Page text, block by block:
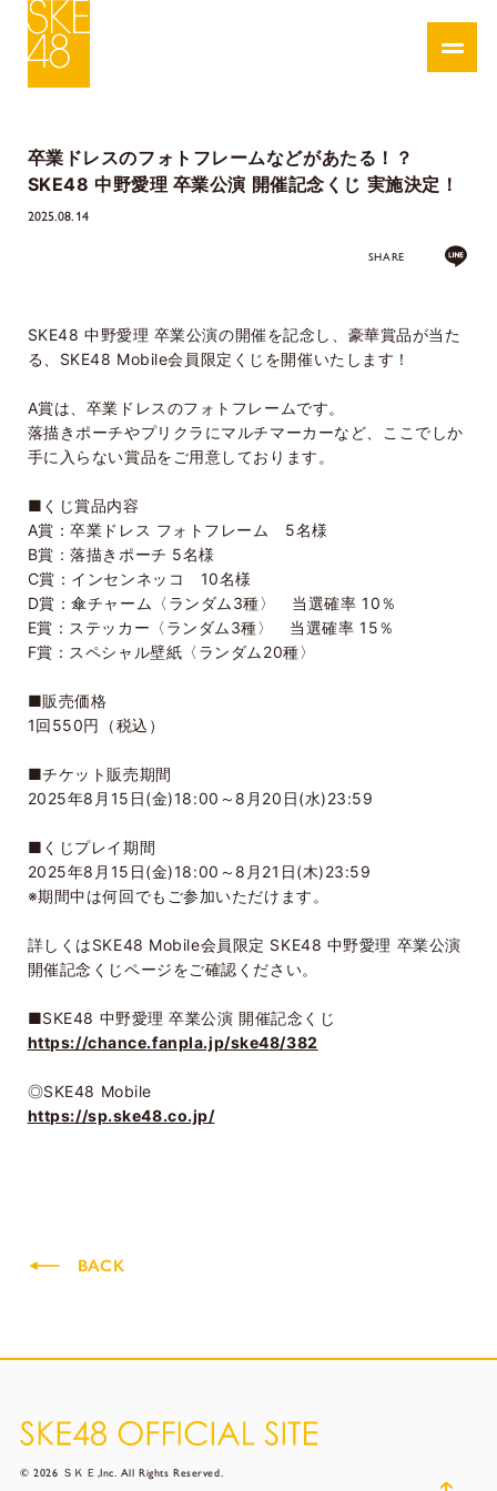
卒業ドレスのフォトフレームなどがあたる！？
SKE48 中野愛理 卒業公演 開催記念くじ 実施決定！
2025.08.14
SHARE
SKE48 中野愛理 卒業公演の開催を記念し、豪華賞品が当た
る、SKE48 Mobile会員限定くじを開催いたします！
A賞は、卒業ドレスのフォトフレームです。
落描きポーチやプリクラにマルチマーカーなど、ここでしか
手に入らない賞品をご用意しております。
■くじ賞品内容
A賞：卒業ドレス フォトフレーム 5名様
B賞：落描きポーチ 5名様
C賞：インセンネッコ 10名様
D賞：傘チャーム〈ランダム3種〉 当選確率 10％
E賞：ステッカー〈ランダム3種〉 当選確率 15％
F賞：スペシャル壁紙〈ランダム20種〉
■販売価格
1回550円（税込）
■チケット販売期間
2025年8月15日(金)18:00～8月20日(水)23:59
■くじプレイ期間
2025年8月15日(金)18:00～8月21日(木)23:59
※期間中は何回でもご参加いただけます。
詳しくはSKE48 Mobile会員限定 SKE48 中野愛理 卒業公演
開催記念くじページをご確認ください。
■SKE48 中野愛理 卒業公演 開催記念くじ
https://chance.fanpla.jp/ske48/382
◎SKE48 Mobile
https://sp.ske48.co.jp/
BACK
© 2026 ＳＫＥ,Inc. All Rights Reserved.